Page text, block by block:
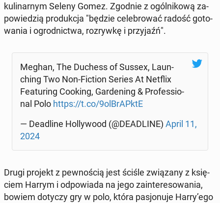
ku­li­nar­nym Seleny Gomez. Zgodnie z ogól­ni­ko­wą za­
po­wie­dzią pro­duk­cja "będzie ce­le­bro­wać radość go­to­
wa­nia i ogrod­nic­twa, roz­ryw­kę i przy­jaźń".
Meghan, The Duchess of Sussex, Laun­
ching Two Non-Fiction Series At Netflix
Fe­atu­ring Cooking, Gar­de­ning & Pro­fes­sio­
nal Polo https://t.co/9ol­BrAPk­tE
— De­adli­ne Hol­ly­wo­od (@DE­ADLI­NE) April 11,
2024
Drugi projekt z pew­no­ścią jest ściśle zwią­za­ny z księ­
ciem Harrym i od­po­wia­da na jego za­in­te­re­so­wa­nia,
bowiem dotyczy gry w polo, która pa­sjo­nu­je Harry’ego